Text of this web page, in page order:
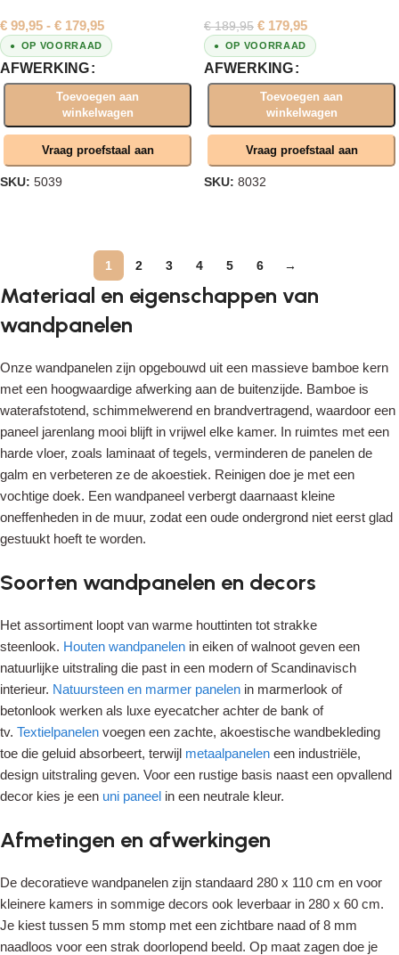
€ 99,95 - € 179,95
OP VOORRAAD
AFWERKING
Toevoegen aan
winkelwagen
Vraag proefstaal aan
SKU: 5039
€189,95 € 179,95
OP VOORRAAD
AFWERKING
Toevoegen aan
winkelwagen
Vraag proefstaal aan
SKU: 8032
1 2 3 4 5 6 →
Materiaal en eigenschappen van
wandpanelen
Onze wandpanelen zijn opgebouwd uit een massieve bamboe kern
met een hoogwaardige afwerking aan de buitenzijde. Bamboe is
waterafstotend, schimmelwerend en brandvertragend, waardoor een
paneel jarenlang mooi blijft in vrijwel elke kamer. In ruimtes met een
harde vloer, zoals laminaat of tegels, verminderen de panelen de
galm en verbeteren ze de akoestiek. Reinigen doe je met een
vochtige doek. Een wandpaneel verbergt daarnaast kleine
oneffenheden in de muur, zodat een oude ondergrond niet eerst glad
gestuukt hoeft te worden.
Soorten wandpanelen en decors
Het assortiment loopt van warme houttinten tot strakke
steenlook. Houten wandpanelen in eiken of walnoot geven een
natuurlijke uitstraling die past in een modern of Scandinavisch
interieur. Natuursteen en marmer panelen in marmerlook of
betonlook werken als luxe eyecatcher achter de bank of
tv. Textielpanelen voegen een zachte, akoestische wandbekleding
toe die geluid absorbeert, terwijl metaalpanelen een industriële,
design uitstraling geven. Voor een rustige basis naast een opvallend
decor kies je een uni paneel in een neutrale kleur.
Afmetingen en afwerkingen
De decoratieve wandpanelen zijn standaard 280 x 110 cm en voor
kleinere kamers in sommige decors ook leverbaar in 280 x 60 cm.
Je kiest tussen 5 mm stomp met een zichtbare naad of 8 mm
naadloos voor een strak doorlopend beeld. Op maat zagen doe je